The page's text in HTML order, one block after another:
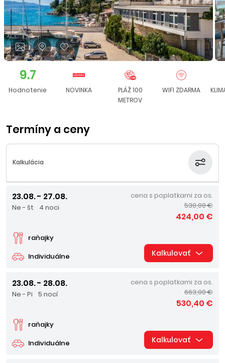
9.7
Hodnotenie NOVINKA
PLÁŽ 100
METROV
WIFI ZDARMA
Termíny a ceny
Kalkulácia
23.08. - 27.08.
Ne - št 4 noci
Individuálne
raňajky
cena s poplatkami za os.
530,00 €
424,00 €
Kalkulovať
23.08. - 28.08.
Ne - Pi 5 nocí
Individuálne
raňajky
cena s poplatkami za os.
663,00 €
530,40 €
Kalkulovať